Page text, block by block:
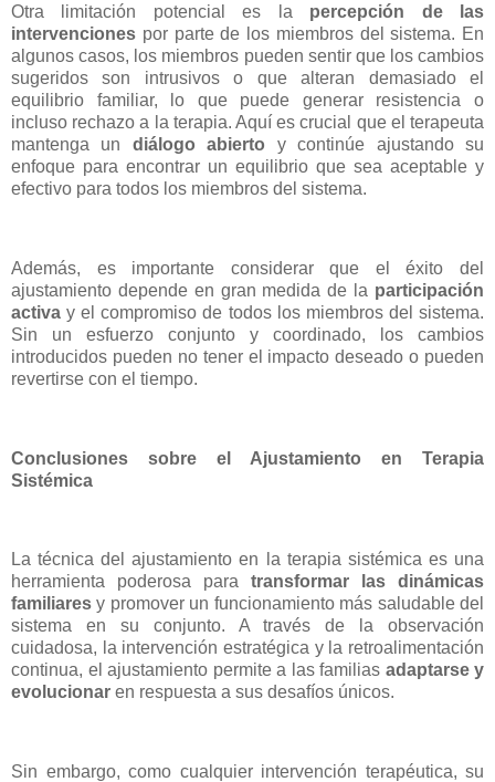
Otra limitación potencial es la percepción de las
intervenciones por parte de los miembros del sistema. En
algunos casos, los miembros pueden sentir que los cambios
sugeridos son intrusivos o que alteran demasiado el
equilibrio familiar, lo que puede generar resistencia o
incluso rechazo a la terapia. Aquí es crucial que el terapeuta
mantenga un diálogo abierto y continúe ajustando su
enfoque para encontrar un equilibrio que sea aceptable y
efectivo para todos los miembros del sistema.
Además, es importante considerar que el éxito del
ajustamiento depende en gran medida de la participación
activa y el compromiso de todos los miembros del sistema.
Sin un esfuerzo conjunto y coordinado, los cambios
introducidos pueden no tener el impacto deseado o pueden
revertirse con el tiempo.
Conclusiones sobre el Ajustamiento en Terapia
Sistémica
La técnica del ajustamiento en la terapia sistémica es una
herramienta poderosa para transformar las dinámicas
familiares y promover un funcionamiento más saludable del
sistema en su conjunto. A través de la observación
cuidadosa, la intervención estratégica y la retroalimentación
continua, el ajustamiento permite a las familias adaptarse y
evolucionar en respuesta a sus desafíos únicos.
Sin embargo, como cualquier intervención terapéutica, su